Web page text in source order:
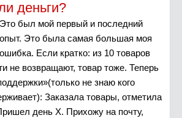
деньги?
Это был мой первый и последний
опыт. Это была самая большая моя
ошибка. Если кратко: из 10 товаров
не возвращают, товар тоже. Теперь
не знаю кого
Заказала товары, отметила
день Х. Прихожу на почту,